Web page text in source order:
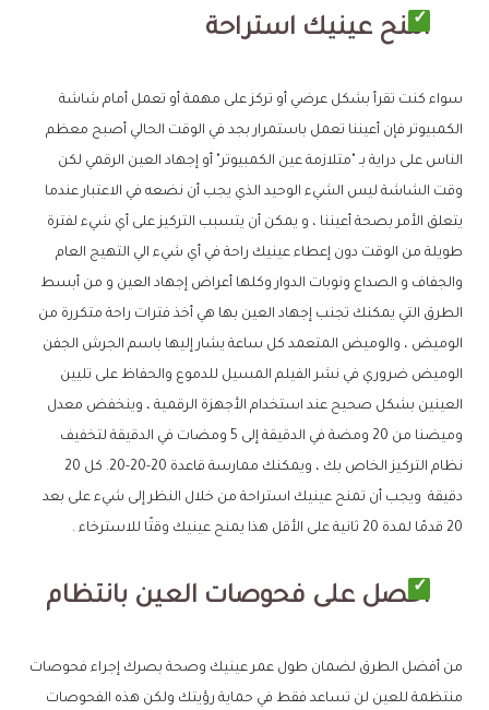
امنح عينيك استراحة
سواء كنت تقرأ بشكل عرضي أو تركز على مهمة أو تعمل أمام شاشة
الكمبيوتر فإن أعيننا تعمل باستمرار بجد في الوقت الحالي أصبح معظم
الناس على دراية بـ "متلازمة عين الكمبيوتر" أو إجهاد العين الرقمي لكن
وقت الشاشة ليس الشيء الوحيد الذي يجب أن نضعه في الاعتبار عندما
يتعلق الأمر بصحة أعيننا ، و يمكن أن يتسبب التركيز على أي شيء لفترة
طويلة من الوقت دون إعطاء عينيك راحة في أي شيء الي التهيج العام
والجفاف و الصداع ونوبات الدوار وكلها أعراض إجهاد العين و من أبسط
الطرق التي يمكنك تجنب إجهاد العين بها هي أخذ فترات راحة متكررة من
الوميض ، والوميض المتعمد كل ساعة يشار إليها باسم الجرش الجفن
الوميض ضروري في نشر الفيلم المسيل للدموع والحفاظ على تليين
العينين بشكل صحيح عند استخدام الأجهزة الرقمية ، وينخفض معدل
وميضنا من 20 ومضة في الدقيقة إلى 5 ومضات في الدقيقة لتخفيف
نظام التركيز الخاص بك ، ويمكنك ممارسة قاعدة 20-20-20. كل 20
دقيقة ويجب أن تمنح عينيك استراحة من خلال النظر إلى شيء على بعد
20 قدمًا لمدة 20 ثانية على الأقل هذا يمنح عينيك وقتًا للاسترخاء .
احصل على فحوصات العين بانتظام
من أفضل الطرق لضمان طول عمر عينيك وصحة بصرك إجراء فحوصات
منتظمة للعين لن تساعد فقط في حماية رؤيتك ولكن هذه الفحوصات